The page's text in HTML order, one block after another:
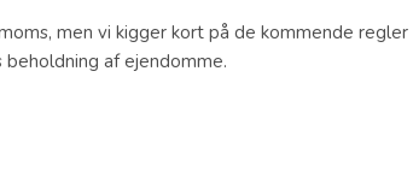
men vi kigger kort på de kommende regler
af ejendomme.